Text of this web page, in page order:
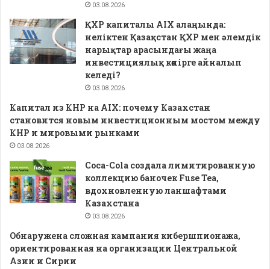
03.08.2026
ҚХР капиталы AIX алаңында:
неліктен Қазақстан ҚХР мен әлемдік
нарықтар арасындағы жаңа
инвестициялық көпірге айналып
келеді?
03.08.2026
Капитал из КНР на AIX: почему Казахстан
становится новым инвестиционным мостом между
КНР и мировыми рынками
03.08.2026
Coca-Cola создала лимитированную
коллекцию баночек Fuse Tea,
вдохновленную ланшафтами
Казахстана
03.08.2026
Обнаружена сложная кампания кибершпионажа,
ориентированная на организации Центральной
Азии и Сирии